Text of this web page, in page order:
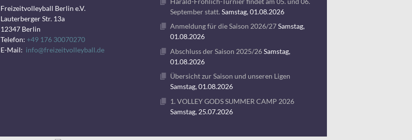
Freizeitvolleyball Berlin e.V.
Lauterberger Str. 13a
12347 Berlin
Telefon: +49 176 30070270
E-Mail: info@freizeitvolleyball.de
September statt. Samstag, 01.08.2026
Anmeldung für die Saison 2026/27Samstag,
01.08.2026
Abschluss der Saison 2025/26Samstag,
01.08.2026
Übersicht zur Saison und unseren Ligen
Samstag, 01.08.2026
1. VOLLEY GODS SUMMER CAMP 2026
Samstag, 25.07.2026